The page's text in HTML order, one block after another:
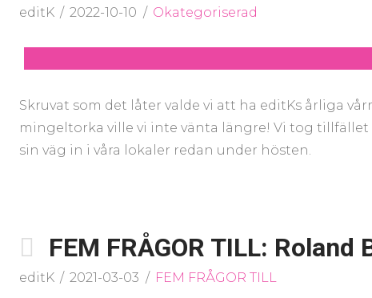
editK 2022-10-10 Okategoriserad
Skruvat som det låter valde vi att ha editKs årliga
mingeltorka ville vi inte vänta längre! Vi tog
sin väg in i våra lokaler redan under hösten.
FEM FRÅGOR TILL: Roland
editK 2021-03-03 FEM FRÅGOR TILL